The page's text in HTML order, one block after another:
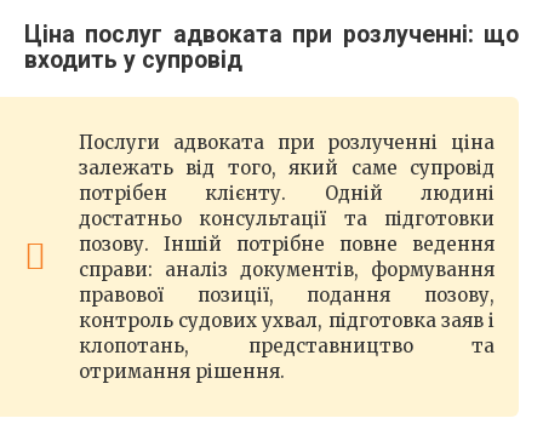
Ціна послуг адвоката при розлученні: що
входить у супровід
Послуги адвоката при розлученні ціна
залежать від того, який саме супровід
потрібен клієнту. Одній людині
достатньо консультації та підготовки
позову. Іншій потрібне повне ведення
справи: аналіз документів, формування
правової позиції, подання позову,
контроль судових ухвал, підготовка заяв і
клопотань, представництво та
отримання рішення.